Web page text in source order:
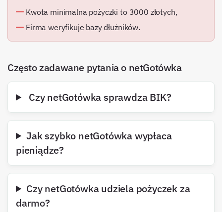
Kwota minimalna pożyczki to 3000 złotych,
Firma weryfikuje bazy dłużników.
Często zadawane pytania o netGotówka
Czy netGotówka sprawdza BIK?
Jak szybko netGotówka wypłaca
pieniądze?
Czy netGotówka udziela pożyczek za
darmo?